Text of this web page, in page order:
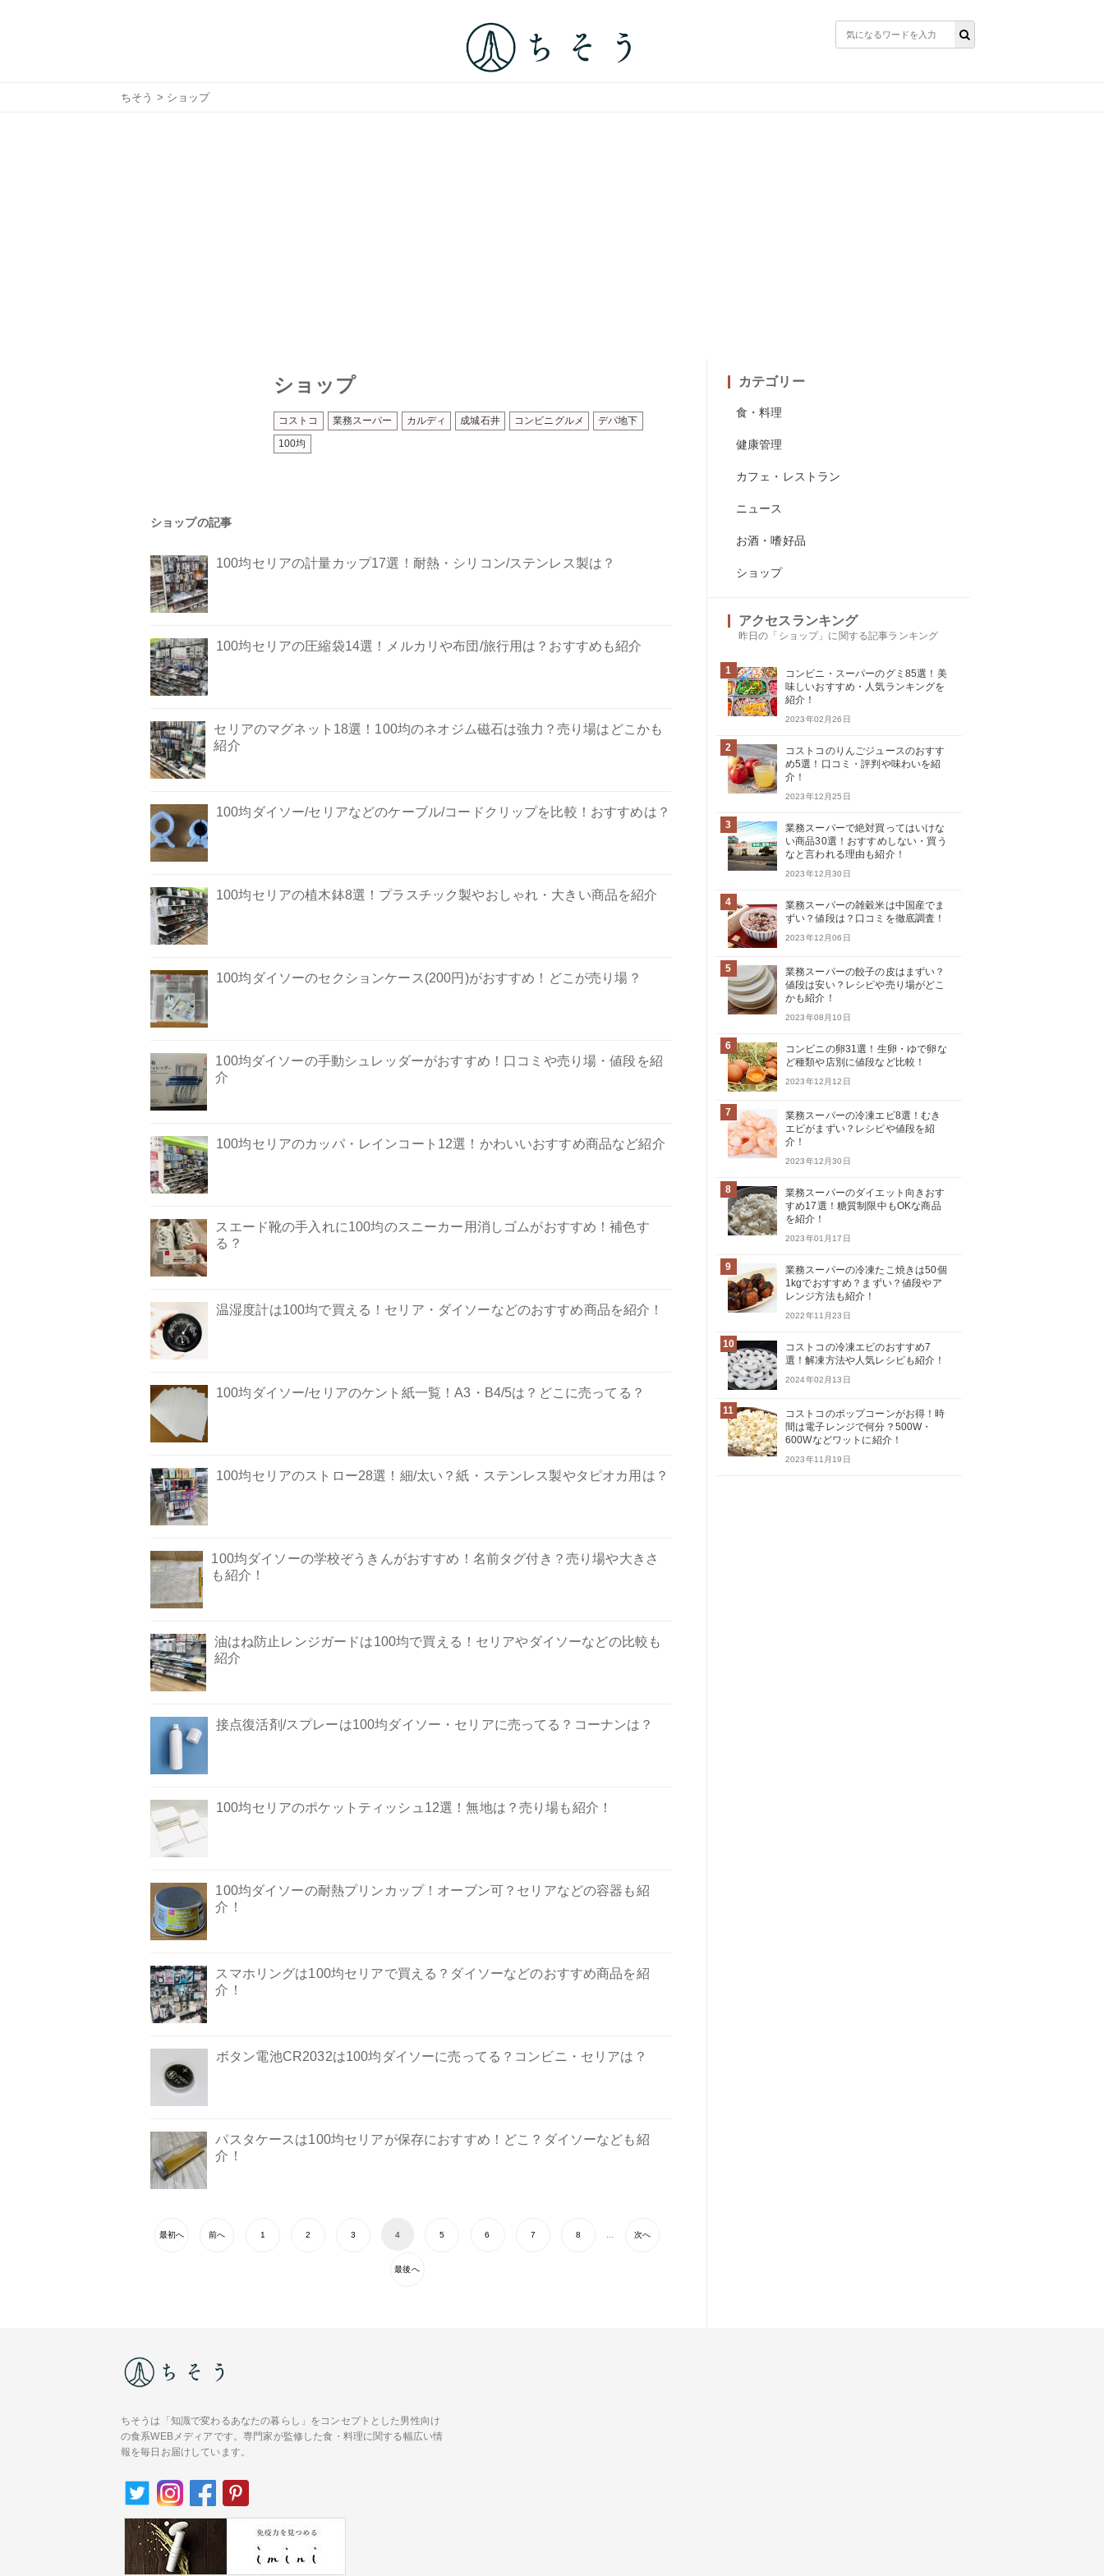
ちそう > ショップ
ショップ
コストコ 業務スーパー カルディ 成城石井 コンビニグルメ
デパ地下
100均
ショップの記事
100均セリアの計量カップ17選！耐熱・シリコン/ステンレス製は？
100均セリアの圧縮袋14選！メルカリや布団/旅行用は？おすすめも紹介
セリアのマグネット18選！100均のネオジム磁石は強力？売り場はどこかも
紹介
100均ダイソー/セリアなどのケーブル/コードクリップを比較！おすすめは？
100均セリアの植木鉢8選！プラスチック製やおしゃれ・大きい商品を紹介
100均ダイソーのセクションケース(200円)がおすすめ！どこが売り場？
100均ダイソーの手動シュレッダーがおすすめ！口コミや売り場・値段を紹
介
100均セリアのカッパ・レインコート12選！かわいいおすすめ商品など紹介
スエード靴の手入れに100均のスニーカー用消しゴムがおすすめ！補色す
る？
温湿度計は100均で買える！セリア・ダイソーなどのおすすめ商品を紹介！
100均ダイソー/セリアのケント紙一覧！A3・B4/5は？どこに売ってる？
100均セリアのストロー28選！細/太い？紙・ステンレス製やタピオカ用は？
100均ダイソーの学校ぞうきんがおすすめ！名前タグ付き？売り場や大きさ
も紹介！
油はね防止レンジガードは100均で買える！セリアやダイソーなどの比較も
紹介
接点復活剤/スプレーは100均ダイソー・セリアに売ってる？コーナンは？
100均セリアのポケットティッシュ12選！無地は？売り場も紹介！
100均ダイソーの耐熱プリンカップ！オーブン可？セリアなどの容器も紹
介！
スマホリングは100均セリアで買える？ダイソーなどのおすすめ商品を紹
介！
ボタン電池CR2032は100均ダイソーに売ってる？コンビニ・セリアは？
パスタケースは100均セリアが保存におすすめ！どこ？ダイソーなども紹
介！
最初へ 前へ 1 2 3 4 5 6 7 8 次へ
最後へ
カテゴリー
食・料理
健康管理
カフェ・レストラン
ニュース
お酒・嗜好品
ショップ
アクセスランキング
昨日の「ショップ」に関する記事ランキング
1
コンビニ・スーパーのグミ85選！美
味しいおすすめ・人気ランキングを
紹介！
2023年02月26日
2
コストコのりんごジュースのおすす
め5選！口コミ・評判や味わいを紹
介！
2023年12月25日
3
業務スーパーで絶対買ってはいけな
い商品30選！おすすめしない・買う
なと言われる理由も紹介！
2023年12月30日
4
業務スーパーの雑穀米は中国産でま
ずい？値段は？口コミを徹底調査！
2023年12月06日
5
業務スーパーの餃子の皮はまずい？
値段は安い？レシピや売り場がどこ
かも紹介！
2023年08月10日
6
コンビニの卵31選！生卵・ゆで卵な
ど種類や店別に値段など比較！
2023年12月12日
7
業務スーパーの冷凍エビ8選！むき
エビがまずい？レシピや値段を紹
介！
2023年12月30日
8
業務スーパーのダイエット向きおす
すめ17選！糖質制限中もOKな商品
を紹介！
2023年01月17日
9
業務スーパーの冷凍たこ焼きは50個
1kgでおすすめ？まずい？値段やア
レンジ方法も紹介！
2022年11月23日
10
コストコの冷凍エビのおすすめ7
選！解凍方法や人気レシピも紹介！
2024年02月13日
11
コストコのポップコーンがお得！時
間は電子レンジで何分？500W・
600Wなどワットに紹介！
2023年11月19日
ちそうは「知識で変わるあなたの暮らし」をコンセプトとした男性向け
の食系WEBメディアです。専門家が監修した食・料理に関する幅広い情
報を毎日お届けしています。